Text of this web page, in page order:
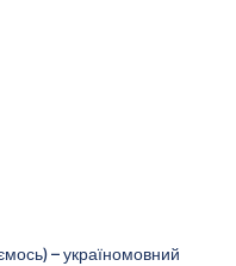
– україномовний